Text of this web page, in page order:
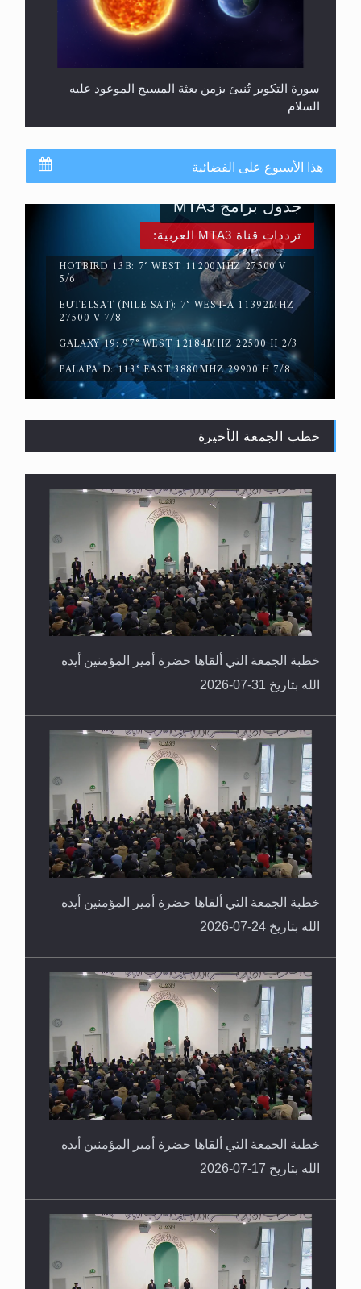
حقيقة المسيح الدجال
القرآن قاضٍ وحكمٌ على السنة ومهيمنٌ عليها.. ليس
العكس
هذا الأسبوع على الفضائية
ترددات قناة MTA3 العربية:
HOTBIRD 13B: 7° WEST 11200MHZ 27500 V
5/6
EUTELSAT (NILE SAT): 7° WEST-A 11392MHZ
27500 V 7/8
GALAXY 19: 97° WEST 12184MHZ 22500 H 2/3
PALAPA D: 113° EAST 3880MHZ 29900 H 7/8
جدول برامج MTA3
خطب الجمعة الأخيرة
خطبة الجمعة التي ألقاها حضرة أمير المؤمنين أيده
الله بتاريخ 31-07-2026
خطبة الجمعة التي ألقاها حضرة أمير المؤمنين أيده
الله بتاريخ 24-07-2026
خطبة الجمعة التي ألقاها حضرة أمير المؤمنين أيده
الله بتاريخ 17-07-2026